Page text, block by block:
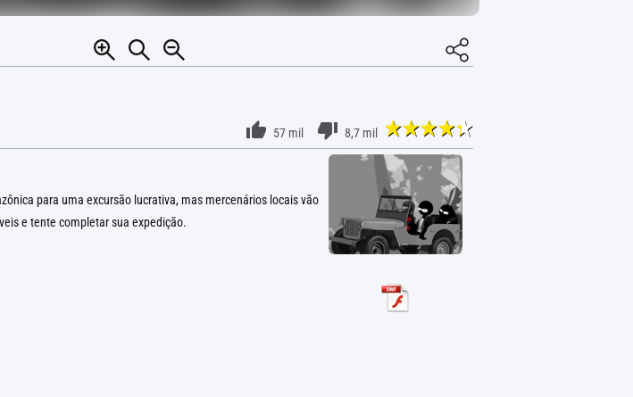
57 mil 8,7 mil
para uma excursão lucrativa, mas mercenários locais vão
e tente completar sua expedição.